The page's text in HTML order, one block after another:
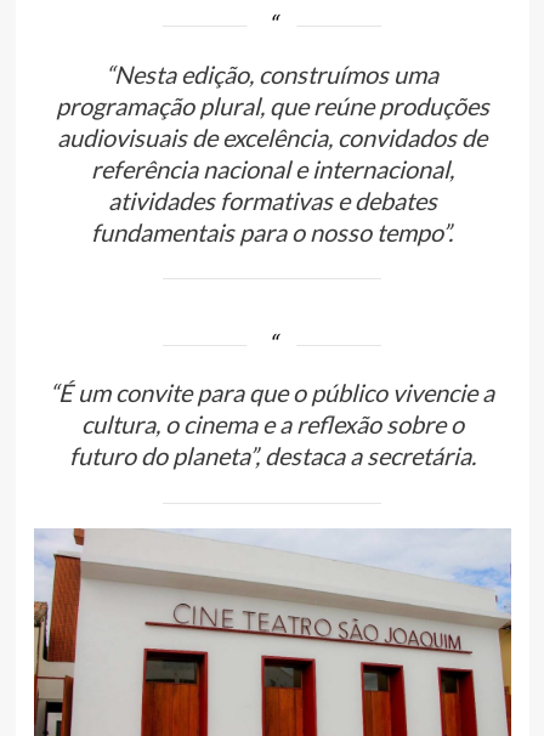
“Nesta edição, construímos uma
programação plural, que reúne produções
audiovisuais de excelência, convidados de
referência nacional e internacional,
atividades formativas e debates
fundamentais para o nosso tempo”.
“É um convite para que o público vivencie a
cultura, o cinema e a reflexão sobre o
futuro do planeta”, destaca a secretária.